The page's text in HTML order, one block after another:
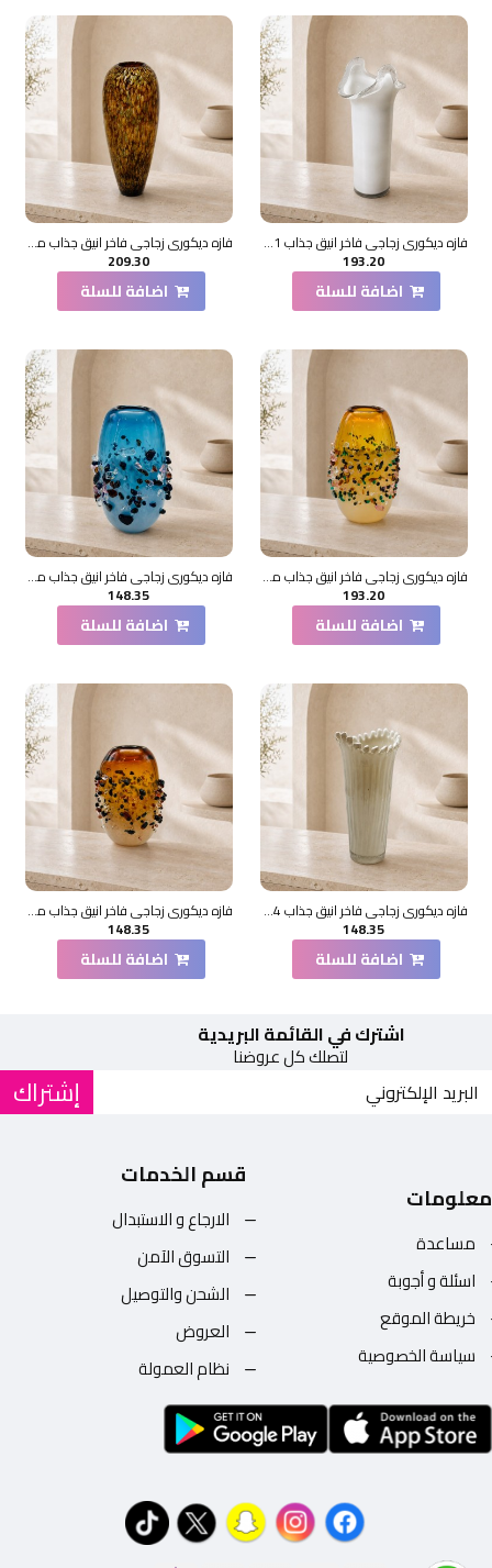
فازه ديكوري زجاجي فاخر انيق جذاب 41×14×19سم
193.20
اضافة للسلة
فازه ديكوري زجاجي فاخر انيق جذاب منقط 50×10×10سم
209.30
اضافة للسلة
فازه ديكوري زجاجي فاخر انيق جذاب محبب 30×9×9سم
193.20
اضافة للسلة
فازه ديكوري زجاجي فاخر انيق جذاب محبب 27×9×9سم
148.35
اضافة للسلة
فازه ديكوري زجاجي فاخر انيق جذاب 34×18×7سم
148.35
اضافة للسلة
فازه ديكوري زجاجي فاخر انيق جذاب محبب 27×9×9سم
148.35
اضافة للسلة
اشترك في القائمة البريدية
لتصلك كل عروضنا
إشتراك
معلومات
مساعدة
اسئلة و أجوبة
خريطة الموقع
سياسة الخصوصية
قسم الخدمات
الارجاع و الاستبدال
التسوق الآمن
الشحن والتوصيل
العروض
نظام العمولة